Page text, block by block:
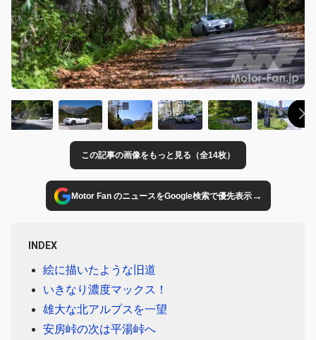
この記事の画像をもっと見る（全14枚）
Motor Fan のニュースをGoogle検索で優先表示→
INDEX
絵に描いたような旧道
いきなり濃度マックス！
雄大な北アルプスを一望
安房峠の次は平湯峠へ